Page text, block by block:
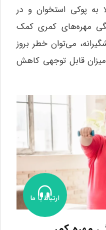
به پوکی استخوان و در
مهره‌های کمری کمک
می‌توان خطر بروز
قابل توجهی کاهش
ارتباط با ما